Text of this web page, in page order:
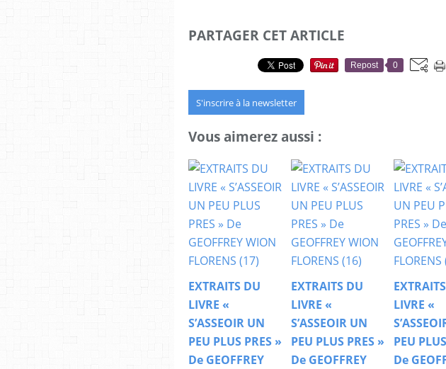
PARTAGER CET ARTICLE
Repost 0
S'inscrire à la newsletter
Vous aimerez aussi :
EXTRAITS DU
LIVRE «
S’ASSEOIR UN
PEU PLUS PRES »
De GEOFFREY
EXTRAITS DU
LIVRE «
S’ASSEOIR UN
PEU PLUS PRES »
De GEOFFREY
LIVRE «
PEU
De